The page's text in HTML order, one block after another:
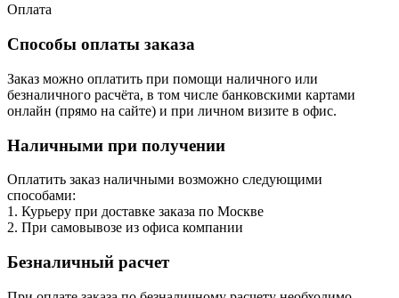
Оплата
Способы оплаты заказа
Заказ можно оплатить при помощи наличного или
безналичного расчёта, в том числе банковскими картами
онлайн (прямо на сайте) и при личном визите в офис.
Наличными при получении
Оплатить заказ наличными возможно следующими
способами:
1. Курьеру при доставке заказа по Москве
2. При самовывозе из офиса компании
Безналичный расчет